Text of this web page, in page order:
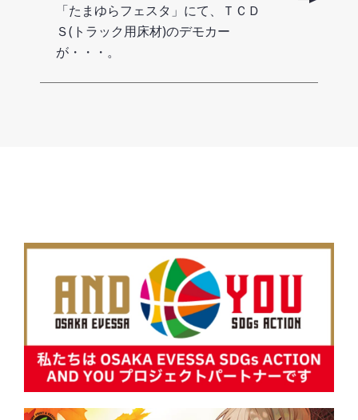
「たまゆらフェスタ」にて、ＴＣＤ
Ｓ(トラック用床材)のデモカー
が・・・。